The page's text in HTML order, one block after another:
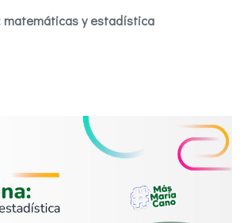
matemáticas y estadística